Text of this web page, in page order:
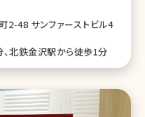
48 サンファーストビル4
北鉄金沢駅から徒歩1分